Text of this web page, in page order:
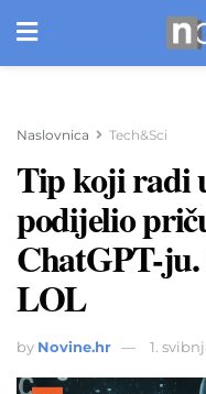
Naslovnica Tech&Sci
Tip koji radi
podijelio
ChatGPT-ju.
LOL
by Novine.hr 1.